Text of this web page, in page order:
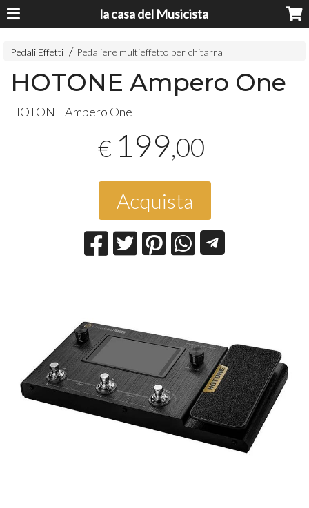
la casa del Musicista
Pedali Effetti Pedaliere multieffetto per chitarra
HOTONE Ampero One
HOTONEAmpero One
€ 199,00
Acquista